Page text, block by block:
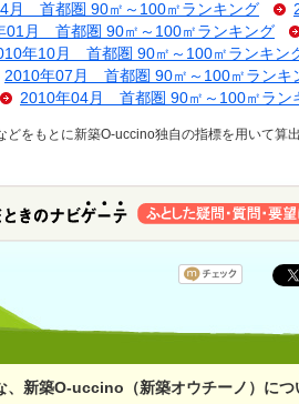
月 首都圏 90㎡～100㎡ランキング
01月 首都圏 90㎡～100㎡ランキング
年10月 首都圏 90㎡～100㎡ランキン
2010年07月 首都圏 90㎡～100㎡ランキ
2010年04月 首都圏 90㎡～100㎡ラン
をもとに新築O-uccino独自の指標を用いて算出
、新築O-uccino（新築オウチーノ）につ